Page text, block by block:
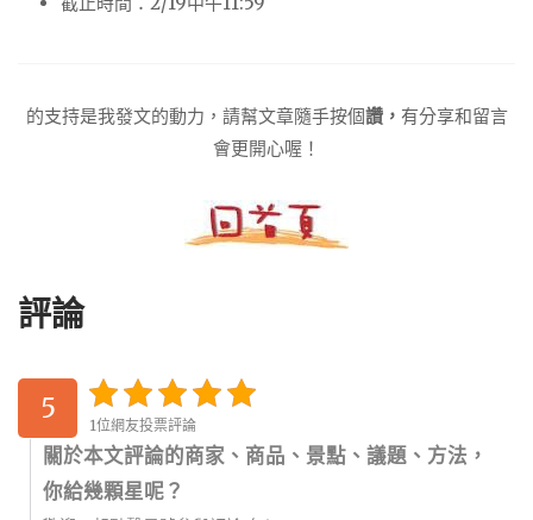
的支持是我發文的動力，請幫文章隨手按個讚， 有分享和留言
會更開心喔！
評論
5
1位網友投票評論
關於本文評論的商家、商品、景點、議題、方法，
你給幾顆星呢？